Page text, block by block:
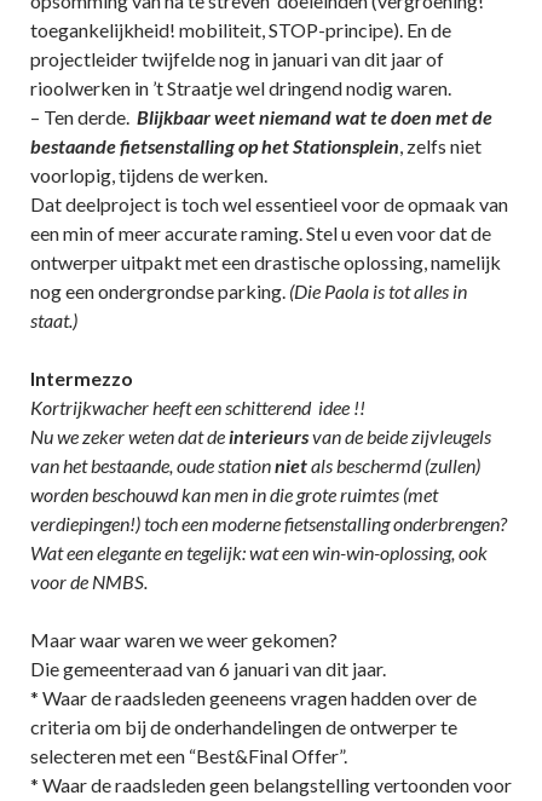
toegankelijkheid! mobiliteit, STOP-principe). En de
projectleider twijfelde nog in januari van dit jaar of
rioolwerken in ’t Straatje wel dringend nodig waren.
– Ten derde. Blijkbaar weet niemand wat te doen met de
bestaande fietsenstalling op het Stationsplein, zelfs niet
voorlopig, tijdens de werken.
Dat deelproject is toch wel essentieel voor de opmaak van
een min of meer accurate raming. Stel u even voor dat de
ontwerper uitpakt met een drastische oplossing, namelijk
nog een ondergrondse parking. (Die Paola is tot alles in
staat.)
Intermezzo
Kortrijkwacher heeft een schitterend idee !!
Nu we zeker weten dat deinterieursvan de beide zijvleugels
van het bestaande, oude stationnietals beschermd (zullen)
worden beschouwd kan men in die grote ruimtes (met
verdiepingen!) toch een moderne fietsenstalling onderbrengen?
Wat een elegante en tegelijk: wat een win-win-oplossing, ook
voor de NMBS.
Maar waar waren we weer gekomen?
Die gemeenteraad van 6 januari van dit jaar.
* Waar de raadsleden geeneens vragen hadden over de
criteria om bij de onderhandelingen de ontwerper te
selecteren met een “Best&Final Offer”.
* Waar de raadsleden geen belangstelling vertoonden voor